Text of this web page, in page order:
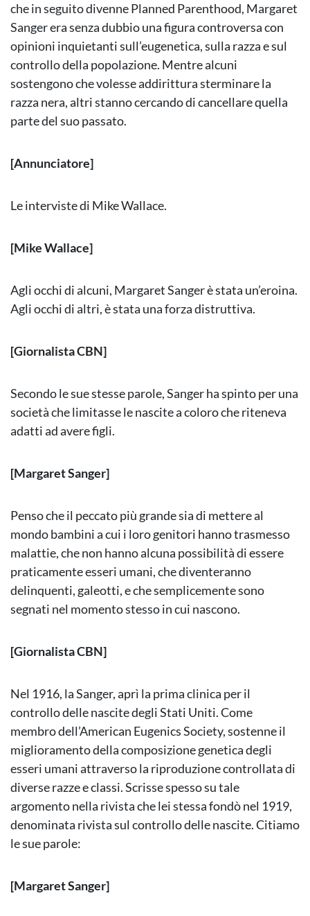
che in seguito divenne Planned Parenthood, Margaret
Sanger era senza dubbio una figura controversa con
opinioni inquietanti sull’eugenetica, sulla razza e sul
controllo della popolazione. Mentre alcuni
sostengono che volesse addirittura sterminare la
razza nera, altri stanno cercando di cancellare quella
parte del suo passato.
[Annunciatore]
Le interviste di Mike Wallace.
[Mike Wallace]
Agli occhi di alcuni, Margaret Sanger è stata un’eroina.
Agli occhi di altri, è stata una forza distruttiva.
[Giornalista CBN]
Secondo le sue stesse parole, Sanger ha spinto per una
società che limitasse le nascite a coloro che riteneva
adatti ad avere figli.
[Margaret Sanger]
Penso che il peccato più grande sia di mettere al
mondo bambini a cui i loro genitori hanno trasmesso
malattie, che non hanno alcuna possibilità di essere
praticamente esseri umani, che diventeranno
delinquenti, galeotti, e che semplicemente sono
segnati nel momento stesso in cui nascono.
[Giornalista CBN]
Nel 1916, la Sanger, aprì la prima clinica per il
controllo delle nascite degli Stati Uniti. Come
membro dell’American Eugenics Society, sostenne il
miglioramento della composizione genetica degli
esseri umani attraverso la riproduzione controllata di
diverse razze e classi. Scrisse spesso su tale
argomento nella rivista che lei stessa fondò nel 1919,
denominata rivista sul controllo delle nascite. Citiamo
le sue parole:
[Margaret Sanger]